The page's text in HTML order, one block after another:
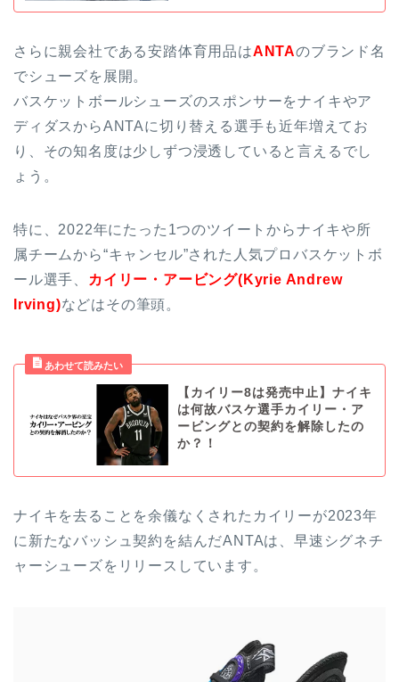
さらに親会社である安踏体育用品はANTAのブランド名
でシューズを展開。
バスケットボールシューズのスポンサーをナイキやア
ディダスからANTAに切り替える選手も近年増えてお
り、その知名度は少しずつ浸透していると言えるでし
ょう。
特に、2022年にたった1つのツイートからナイキや所
属チームから“キャンセル”された人気プロバスケットボ
ール選手、
カイリー・アービング(Kyrie Andrew
Irving)などはその筆頭。
【カイリー8は発売中止】ナイキ
は何故バスケ選手カイリー・ア
ービングとの契約を解除したの
か？！
ナイキを去ることを余儀なくされたカイリーが2023年
に新たなバッシュ契約を結んだANTAは、早速シグネチ
ャーシューズをリリースしています。